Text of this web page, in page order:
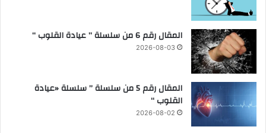
المقال رقم 6 من سلسلة ” عيادة القلوب “
2026-08-03
المقال رقم 5 من سلسلة ” سلسلة «عيادة
القلوب “
2026-08-02